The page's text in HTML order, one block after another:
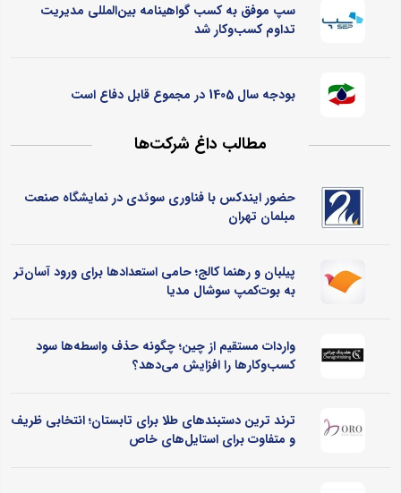
سپ موفق به کسب گواهینامه بین‌المللی مدیریت
تداوم کسب‌و‌کار شد
بودجه سال 1405 در مجموع قابل دفاع است
مطالب داغ شرکت‌ها
حضور ایندکس با فناوری سوئدی در نمایشگاه صنعت
مبلمان تهران
پیلبان و رهنما کالج؛ حامی استعدادها برای ورود آسان‌تر
به بوت‌کمپ سوشال مدیا
واردات مستقیم از چین؛ چگونه حذف واسطه‌ها سود
کسب‌وکارها را افزایش می‌دهد؟
ترند ترین دستبندهای طلا برای تابستان؛ انتخابی ظریف
و متفاوت برای استایل‌های خاص